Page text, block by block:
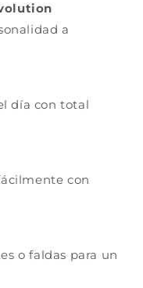
a
día con total
con
o faldas para un